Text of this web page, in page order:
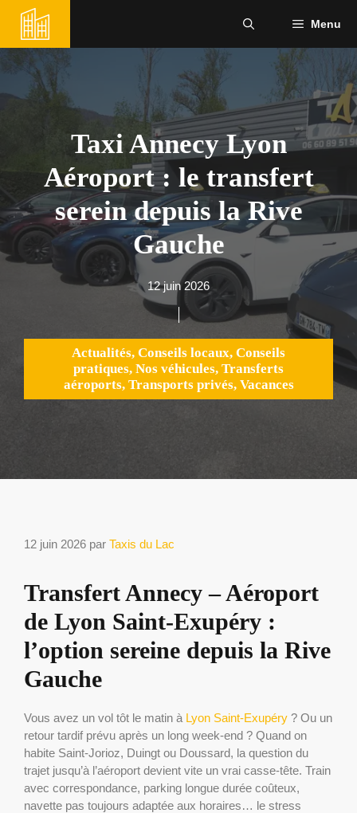
contenu
Menu
Taxi Annecy Lyon
Aéroport : le transfert
serein depuis la Rive
Gauche
12 juin 2026
Actualités, Conseils locaux, Conseils
pratiques, Nos véhicules, Transferts
aéroports, Transports privés, Vacances
12 juin 2026 par Taxis du Lac
Transfert Annecy – Aéroport
de Lyon Saint-Exupéry :
l’option sereine depuis la Rive
Gauche
Vous avez un vol tôt le matin à Lyon Saint-Exupéry ? Ou un
retour tardif prévu après un long week-end ? Quand on
habite Saint-Jorioz, Duingt ou Doussard, la question du
trajet jusqu’à l’aéroport devient vite un vrai casse-tête. Train
avec correspondance, parking longue durée coûteux,
navette pas toujours adaptée aux horaires… le stress